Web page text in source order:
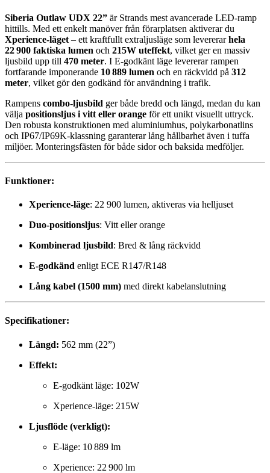
Siberia Outlaw UDX 22” är Strands mest avancerade LED-ramp
hittills. Med ett enkelt manöver från förarplatsen aktiverar du
Xperience-läget – ett kraftfullt extraljusläge som levererarhela
22 900 faktiska lumen och 215W uteffekt, vilket ger en massiv
ljusbild upp till 470 meter. I E-godkänt läge levererar rampen
fortfarande imponerande 10 889 lumen och en räckvidd på 312
meter, vilket gör den godkänd för användning i trafik.
Rampens combo-ljusbild ger både bredd och längd, medan du kan
välja positionsljus i vitt eller orange för ett unikt visuellt uttryck.
Den robusta konstruktionen med aluminiumhus, polykarbonatlins
och IP67/IP69K-klassning garanterar lång hållbarhet även i tuffa
miljöer. Monteringsfästen för både sidor och baksida medföljer.
Funktioner:
Xperience-läge: 22 900 lumen, aktiveras via helljuset
Duo-positionsljus: Vitt eller orange
Kombinerad ljusbild: Bred & lång räckvidd
E-godkänd enligt ECE R147/R148
Lång kabel (1500 mm) med direkt kabelanslutning
Specifikationer:
Längd: 562 mm (22”)
Effekt:
E-godkänt läge: 102W
Xperience-läge: 215W
Ljusflöde (verkligt):
E-läge: 10 889 lm
Xperience: 22 900 lm